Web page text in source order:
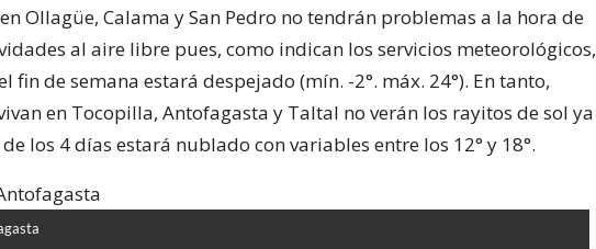
Ollagüe, Calama y San Pedro no tendrán problemas a la hora de
al aire libre pues, como indican los servicios meteorológicos,
fin de semana estará despejado (mín. -2°. máx. 24°). En tanto,
en Tocopilla, Antofagasta y Taltal no verán los rayitos de sol ya
los 4 días estará nublado con variables entre los 12° y 18°.